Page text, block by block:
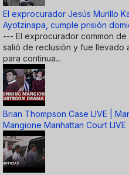
El exprocurador Jesús Murillo
Ayotzinapa, cumple prisión
--- El exprocurador common de
salió de reclusión y fue llevado
para continua...
Brian Thompson Case LIVE |
Mangione Manhattan Court LIVE